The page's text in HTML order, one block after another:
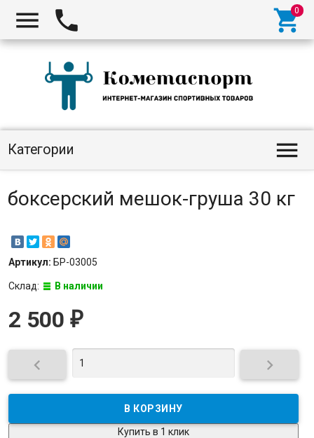
  
Категории 
боксерский мешок-груша 30 кг
Артикул: БР-03005
Склад: В наличии
2 500 ₽
 
Купить в 1 клик